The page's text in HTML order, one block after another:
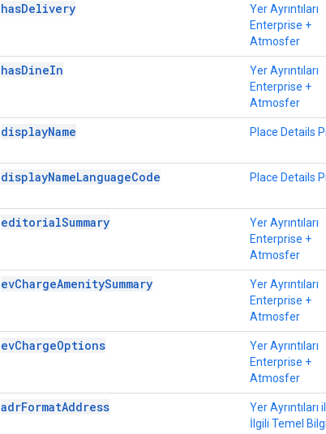
hasDelivery
Yer Ayrıntıları
Enterprise +
Atmosfer
hasDineIn
Yer Ayrıntıları
Enterprise +
Atmosfer
displayName Place Details
displayNameLanguageCode Place Details
editorialSummary
Yer Ayrıntıları
Enterprise +
Atmosfer
evChargeAmenitySummary
Yer Ayrıntıları
Enterprise +
Atmosfer
evChargeOptions
Yer Ayrıntıları
Enterprise +
Atmosfer
adrFormatAddress
Yer Ayrıntıları
İlgili Temel